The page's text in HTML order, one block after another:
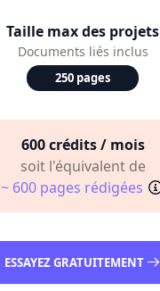
Taille max des projets
Documents liés inclus
250 pages
600 crédits / mois
soit l'équivalent de
~ 600 pages rédigées
ESSAYEZ GRATUITEMENT